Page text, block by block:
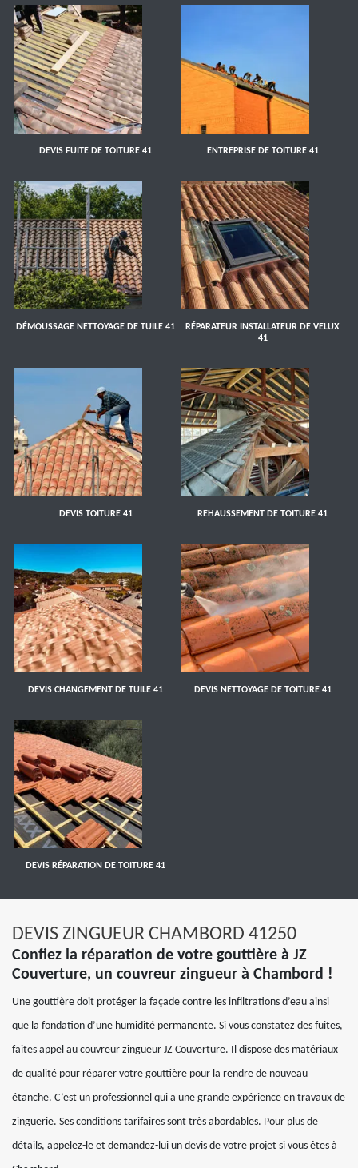
DEVIS FUITE DE TOITURE 41 ENTREPRISE DE TOITURE 41
DÉMOUSSAGE NETTOYAGE DE TUILE 41
RÉPARATEUR INSTALLATEUR DE VELUX
41
DEVIS TOITURE 41 REHAUSSEMENT DE TOITURE 41
DEVIS CHANGEMENT DE TUILE 41 DEVIS NETTOYAGE DE TOITURE 41
DEVIS RÉPARATION DE TOITURE 41
DEVIS ZINGUEUR CHAMBORD 41250
Confiez la réparation de votre gouttière à JZ
Couverture, un couvreur zingueur à Chambord !
Une gouttière doit protéger la façade contre les infiltrations d’eau ainsi
que la fondation d’une humidité permanente. Si vous constatez des fuites,
faites appel au couvreur zingueur JZ Couverture. Il dispose des matériaux
de qualité pour réparer votre gouttière pour la rendre de nouveau
étanche. C’est un professionnel qui a une grande expérience en travaux de
zinguerie. Ses conditions tarifaires sont très abordables. Pour plus de
détails, appelez-le et demandez-lui un devis de votre projet si vous êtes à